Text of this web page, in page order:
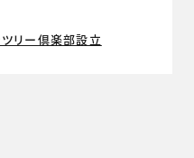
ツリー倶楽部設立